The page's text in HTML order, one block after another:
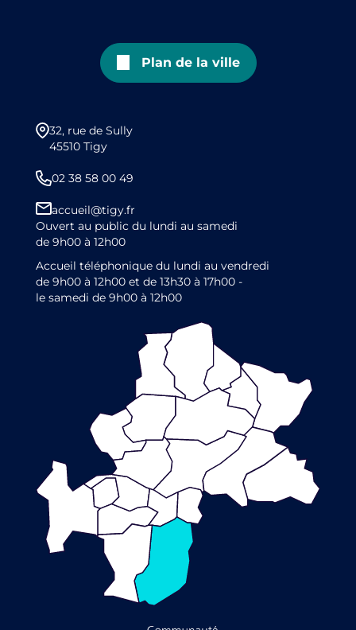
Plan de la ville
32, rue de Sully
45510 Tigy
02 38 58 00 49
accueil@tigy.fr
Ouvert au public du lundi au samedi
de 9h00 à 12h00
Accueil téléphonique du lundi au vendredi
de 9h00 à 12h00 et de 13h30 à 17h00 -
le samedi de 9h00 à 12h00